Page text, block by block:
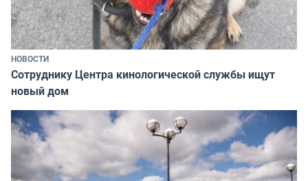
НОВОСТИ
Сотруднику Центра кинологической службы ищут
новый дом